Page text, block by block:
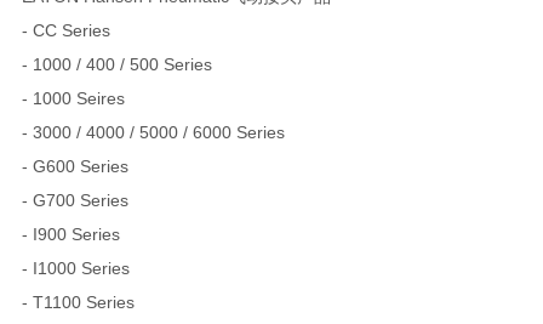
- CC Series
- 1000 / 400 / 500 Series
- 1000 Seires
- 3000 / 4000 / 5000 / 6000 Series
- G600 Series
- G700 Series
- I900 Series
- I1000 Series
- T1100 Series